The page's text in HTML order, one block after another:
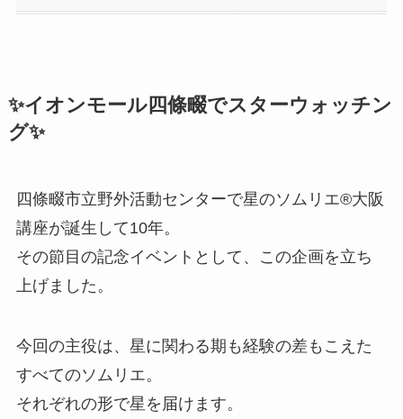
✨イオンモール四條畷でスターウォッチン
グ✨
四條畷市立野外活動センターで星のソムリエ®大阪
講座が誕生して10年。
その節目の記念イベントとして、この企画を立ち
上げました。
今回の主役は、星に関わる期も経験の差もこえた
すべてのソムリエ。
それぞれの形で星を届けます。